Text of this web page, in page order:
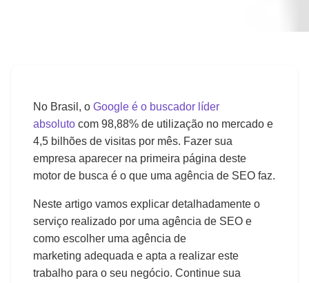
Entenda o que uma
agência de SEO faz
Admin 📅 2026-03-13 ⏰ 5 min
No Brasil, o Google é o buscador líder
absoluto com 98,88% de utilização no mercado e
4,5 bilhões de visitas por mês. Fazer sua
empresa aparecer na primeira página deste
motor de busca é o que uma agência de SEO faz.
Neste artigo vamos explicar detalhadamente o
serviço realizado por uma agência de SEO e
como escolher uma agência de
marketing adequada e apta a realizar este
trabalho para o seu negócio. Continue sua